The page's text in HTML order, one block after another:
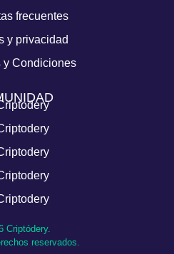
frecuentes
y privacidad
y Condiciones
Criptódery.
reservados.